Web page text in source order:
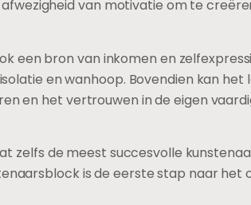
van motivatie om te
een bron van inkomen en
en wanhoop. Bovendien kan het
en het vertrouwen in de eigen
zelfs de meest succesvolle
is de eerste stap naar het